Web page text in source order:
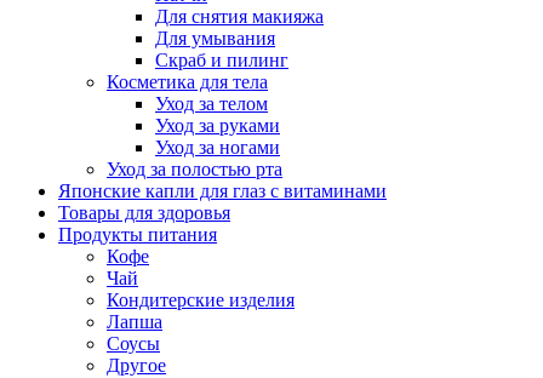
Для снятия макияжа
Для умывания
Скраб и пилинг
Косметика для тела
Уход за телом
Уход за руками
Уход за ногами
Уход за полостью рта
Японские капли для глаз с витаминами
Товары для здоровья
Продукты питания
Кофе
Чай
Кондитерские изделия
Лапша
Соусы
Другое